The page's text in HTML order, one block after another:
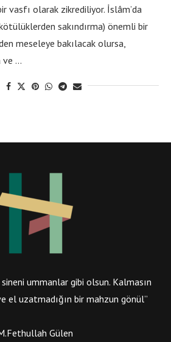
vasfı olarak zikrediliyor. İslâm’da
sakındırma) önemli bir
meseleye bakılacak olursa,
ve …
ummanlar gibi olsun. Kalmasın
el uzatmadığın bir mahzun gönül”
Gülen